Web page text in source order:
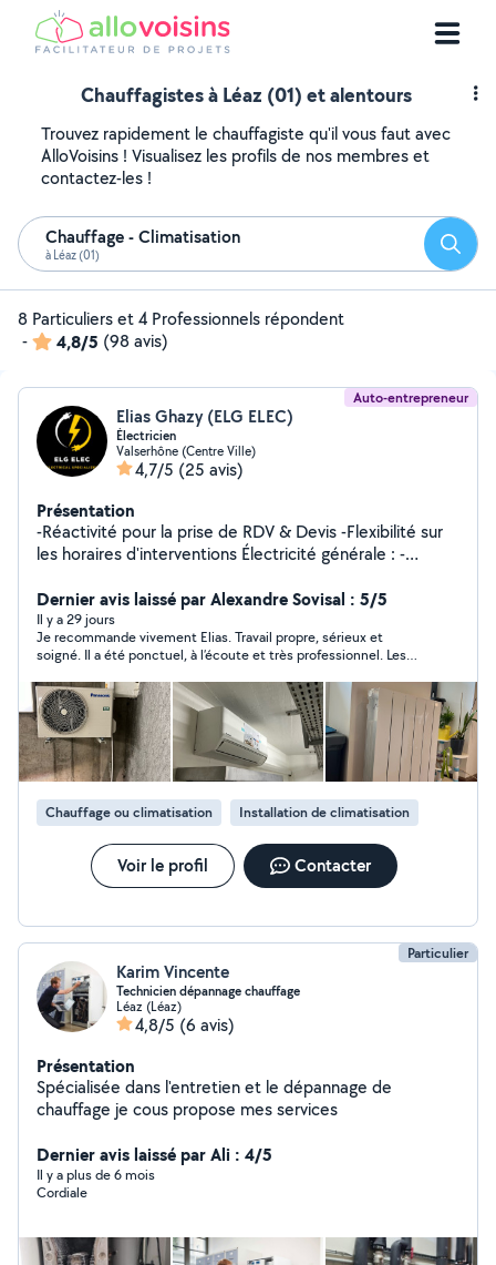
Chauffagistes à Léaz (01) et alentours
Trouvez rapidement le chauffagiste qu'il vous faut avec
AlloVoisins ! Visualisez les profils de nos membres et
contactez-les !
Chauffage - Climatisation
à Léaz (01)
8 Particuliers et 4 Professionnels répondent
-
4,8/5 (98 avis)
Auto-entrepreneur
Elias Ghazy (ELG ELEC)
Électricien
Valserhône (Centre Ville)
4,7/5 (25 avis)
Présentation
-Réactivité pour la prise de RDV & Devis -Flexibilité sur
les horaires d'interventions Électricité générale : -
des tableaux électriques -Luminaires intérieurs et
extérieurs -Système vidéo surveillance -Domotique
Climatisation ventilation : -Climatisation split -
Climatisation gainable -VMC simple flux & double flux
Dernier avis laissé par Alexandre Sovisal : 5/5
Il y a 29 jours
Je recommande vivement Elias. Travail propre, sérieux et
soigné. Il a été ponctuel, à l’écoute et très professionnel. Les
n’hésiterai pas à refaire appel à lui et je le recommande sans
hésitation.
Chauffage ou climatisation Installation de climatisation
Voir le profil Contacter
Particulier
Karim Vincente
Technicien dépannage chauffage
Léaz (Léaz)
4,8/5 (6 avis)
Présentation
Spécialisée dans l'entretien et le dépannage de
chauffage je cous propose mes services
Dernier avis laissé par Ali : 4/5
Il y a plus de 6 mois
Cordiale